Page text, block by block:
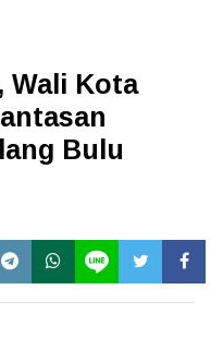
Wali Kota
Bulu